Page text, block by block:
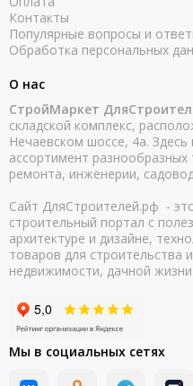
Контакты
Популярные вопросы и
Обработка персональных
О нас
СтройМаркет
складской комплекс,
Нечаевском шоссе, 4а.
ассортимент
ремонта, инженерии,
Сайт ДляСтроителей.рф -
строительный портал с
архитектуре и дизайне,
товаров для строительства
недвижимости, дачной
Мы в социальных сетях